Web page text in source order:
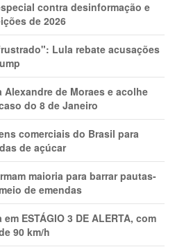
contra desinformação e
de 2026
Lula rebate acusações
Alexandre de Moraes e acolhe
do 8 de Janeiro
comerciais do Brasil para
de açúcar
maioria para barrar pautas-
de emendas
ESTÁGIO 3 DE ALERTA, com
90 km/h